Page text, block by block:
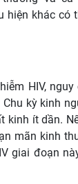
hiện khác có
HIV, nguy
kỳ kinh
kinh ít dần.
mãn kinh
giai đoạn